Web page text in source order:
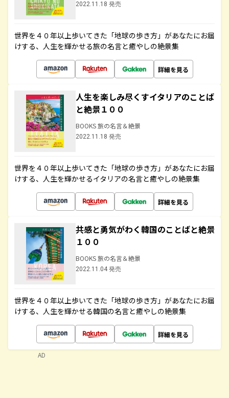
2022.11.18 発売
世界を４０年以上歩いてきた「地球の歩き方」があなたにお届
けする、人生を輝かせる旅の名言と癒やしの絶景集
詳細を見る
人生を楽しみ尽くすイタリアのことば
と絶景１００
BOOKS 旅の名言＆絶景
2022.11.18 発売
世界を４０年以上歩いてきた「地球の歩き方」があなたにお届
けする、人生を輝かせるイタリアの名言と癒やしの絶景集
詳細を見る
共感と勇気がわく韓国のことばと絶景
１００
BOOKS 旅の名言＆絶景
2022.11.04 発売
世界を４０年以上歩いてきた「地球の歩き方」があなたにお届
けする、人生を輝かせる韓国の名言と癒やしの絶景集
詳細を見る
AD